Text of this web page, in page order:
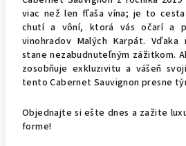
viac než len fľaša vína; je to
chutí a vôní, ktorá vás očarí a
vinohradov Malých Karpát.
stane nezabudnuteľným zážitkom.
zosobňuje exkluzivitu a vášeň
tento Cabernet Sauvignon presne
Objednajte si ešte dnes a zažite
forme!